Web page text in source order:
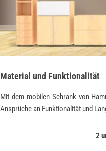
Material und Funktionalität
Mit dem mobilen Schrank von
Ansprüche an Funktionalität und
2